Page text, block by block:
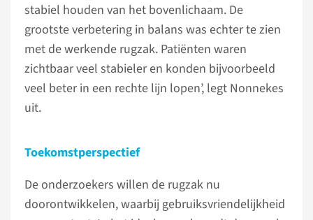
stabiel houden van het bovenlichaam. De
grootste verbetering in balans was echter te zien
met de werkende rugzak. Patiënten waren
zichtbaar veel stabieler en konden bijvoorbeeld
veel beter in een rechte lijn lopen’, legt Nonnekes
uit.
Toekomstperspectief
De onderzoekers willen de rugzak nu
doorontwikkelen, waarbij gebruiksvriendelijkheid